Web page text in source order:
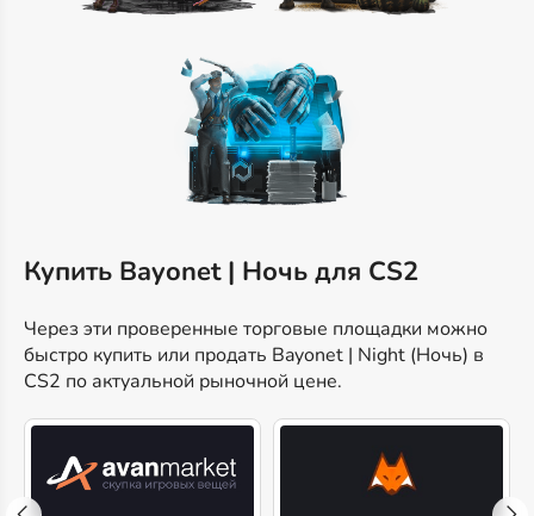
Купить Bayonet | Ночь для CS2
Через эти проверенные торговые площадки можно
быстро купить или продать Bayonet | Night (Ночь) в
CS2 по актуальной рыночной цене.